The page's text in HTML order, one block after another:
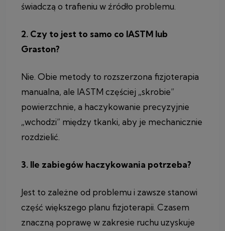
świadczą o trafieniu w źródło problemu.
2. Czy to jest to samo co IASTM lub
Graston?
Nie. Obie metody to rozszerzona fizjoterapia
manualna, ale IASTM częściej „skrobie”
powierzchnie, a haczykowanie precyzyjnie
„wchodzi” między tkanki, aby je mechanicznie
rozdzielić.
3. Ile zabiegów haczykowania potrzeba?
Jest to zależne od problemu i zawsze stanowi
część większego planu fizjoterapii. Czasem
znaczną poprawę w zakresie ruchu uzyskuje